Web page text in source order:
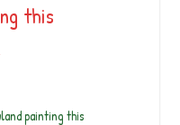
this
painting this